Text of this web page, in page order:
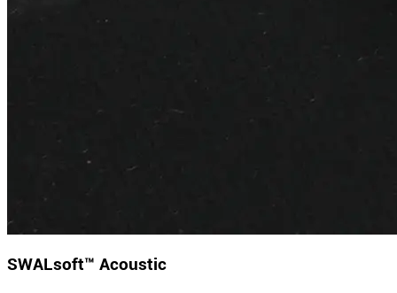
SWALsoft™ Acoustic